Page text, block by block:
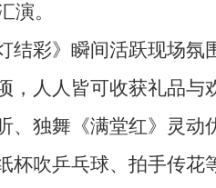
演。
彩》瞬间活跃现场氛
人人皆可收获礼品与
独舞《满堂红》灵动
吹乒乓球、拍手传